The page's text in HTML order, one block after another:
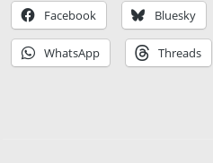
Facebook Bluesky
WhatsApp Threads